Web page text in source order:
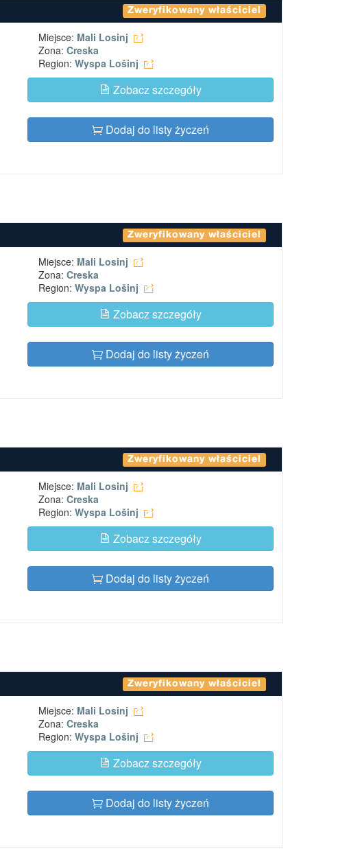
Zweryfikowany właściciel
Miejsce: Mali Losinj
Zona:Creska
Region:Wyspa Lošinj
Zobacz szczegóły
Dodaj do listy życzeń
Zweryfikowany właściciel
Miejsce: Mali Losinj
Zona:Creska
Region:Wyspa Lošinj
Zobacz szczegóły
Dodaj do listy życzeń
Zweryfikowany właściciel
Miejsce: Mali Losinj
Zona:Creska
Region:Wyspa Lošinj
Zobacz szczegóły
Dodaj do listy życzeń
Zweryfikowany właściciel
Miejsce: Mali Losinj
Zona:Creska
Region:Wyspa Lošinj
Zobacz szczegóły
Dodaj do listy życzeń